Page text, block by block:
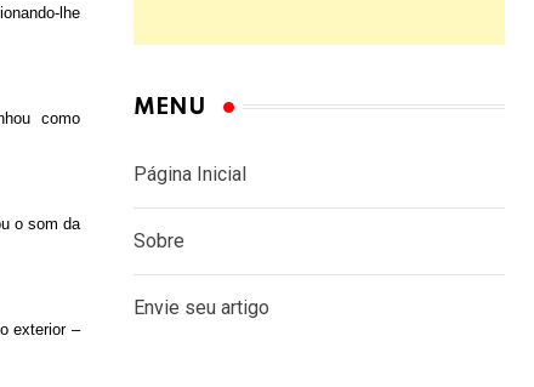
lhe
como
o som da
exterior –
MENU
Página Inicial
Sobre
Envie seu artigo